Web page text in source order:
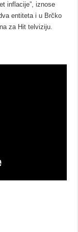
inflacije”, iznose
entiteta i u Brčko
za Hit telviziju.